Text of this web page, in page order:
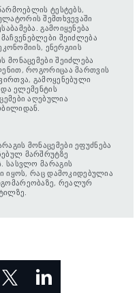
ტესტებს,
შემთხვევაში
გამოიყენება
შეიძლება
ენერგიის
მონაცემები შეიძლება
როგორიცაა მართვის
გამოყენებული
და ელემენტის
აღებულია
მონაცემები ეფუძნება
მარშრუტზე
სასვლო მარაგის
იყოს, რაც დამოკიდებულია
რეალურ